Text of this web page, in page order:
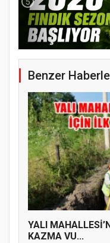
YENİ
ÜYE
Benzer
YALI
KAZMA VU...